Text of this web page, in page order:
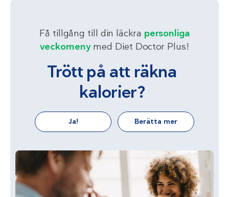
Få tillgång till din läckra personliga
veckomenymed Diet Doctor Plus!
Trött på att räkna
kalorier?
Ja! Berätta mer